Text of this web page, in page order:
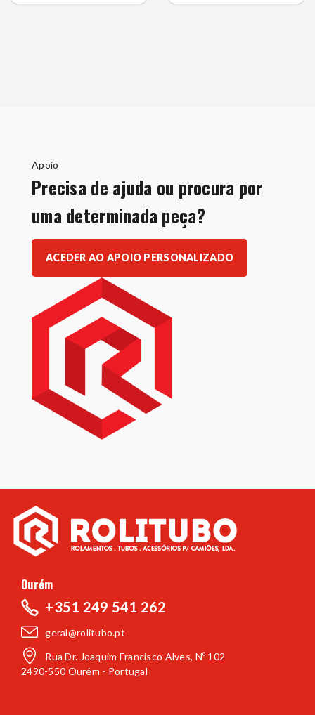
Apoio
Precisa de ajuda ou procura por
uma determinada peça?
ACEDER AO APOIO PERSONALIZADO
Ourém
+351 249 541 262
geral@rolitubo.pt
Rua Dr. Joaquim Francisco Alves, Nº 102
2490-550 Ourém - Portugal